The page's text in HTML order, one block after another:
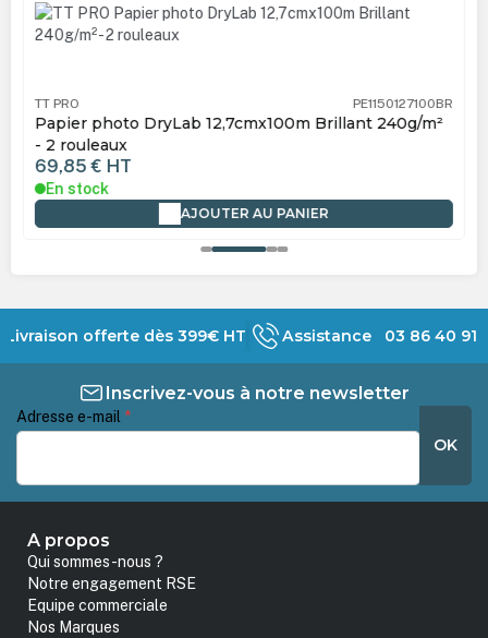
TT PRO PE1150127100BR
Papier photo DryLab 12,7cmx100m Brillant 240g/m²
- 2 rouleaux
69,85 € HT
En stock
AJOUTER AU PANIER
Livraison offerte dès 399€ HT Assistance 03 86 40 91
Inscrivez-vous à notre newsletter
Adresse e-mail *
OK
A propos
Qui sommes-nous ?
Notre engagement RSE
Equipe commerciale
Nos Marques